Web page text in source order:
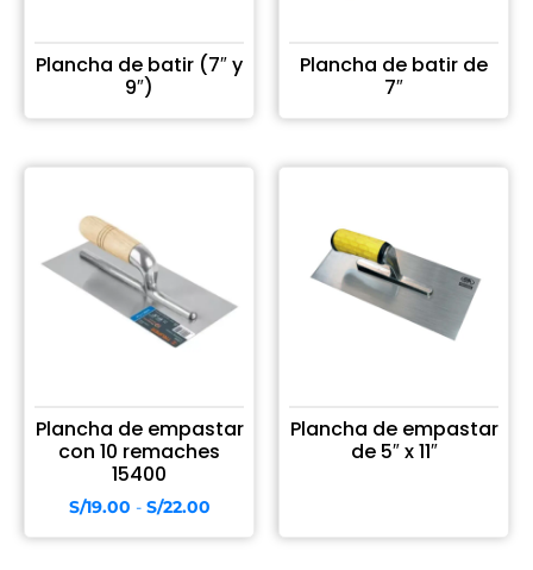
Plancha de batir (7″ y
9″)
Plancha de batir de
7″
Plancha de empastar
con 10 remaches
15400
S/19.00 - S/22.00
Plancha de empastar
de 5″ x 11″